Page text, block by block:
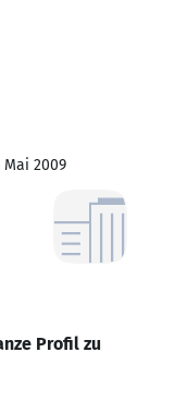
Mai 2009
Profil zu